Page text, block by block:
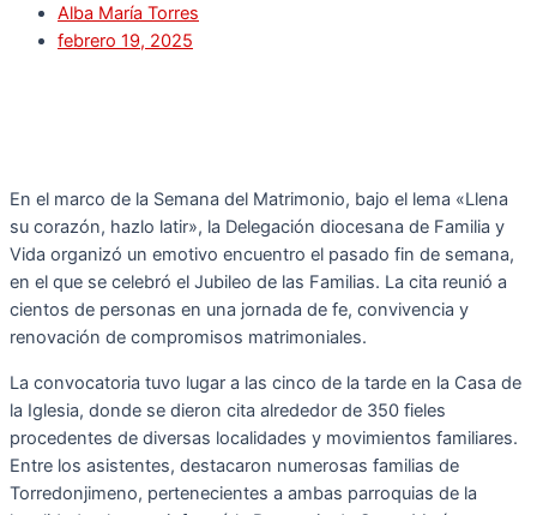
Alba María Torres
febrero 19, 2025
En el marco de la Semana del Matrimonio, bajo el lema «Llena
su corazón, hazlo latir», la Delegación diocesana de Familia y
Vida organizó un emotivo encuentro el pasado fin de semana,
en el que se celebró el Jubileo de las Familias. La cita reunió a
cientos de personas en una jornada de fe, convivencia y
renovación de compromisos matrimoniales.
La convocatoria tuvo lugar a las cinco de la tarde en la Casa de
la Iglesia, donde se dieron cita alrededor de 350 fieles
procedentes de diversas localidades y movimientos familiares.
Entre los asistentes, destacaron numerosas familias de
Torredonjimeno, pertenecientes a ambas parroquias de la